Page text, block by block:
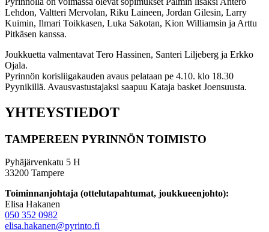
Lehdon, Valtteri Mervolan, Riku Laineen, Jordan Gilesin, Larry
Kuimin, Ilmari Toikkasen, Luka Sakotan, Kion Williamsin ja Arttu
Pitkäsen kanssa.
Joukkuetta valmentavat Tero Hassinen, Santeri Liljeberg ja Erkko
Ojala.
Pyrinnön korisliigakauden avaus pelataan pe 4.10. klo 18.30
Pyynikillä. Avausvastustajaksi saapuu Kataja basket Joensuusta.
YHTEYSTIEDOT
TAMPEREEN PYRINNÖN TOIMISTO
Pyhäjärvenkatu 5 H
33200 Tampere
Toiminnanjohtaja (ottelutapahtumat, joukkueenjohto):
Elisa Hakanen
050 352 0982
elisa.hakanen@pyrinto.fi